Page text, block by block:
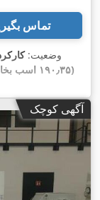
تماس
وضعیت:
(۱۹۰٫۳۵ اسب بخار)
, رنگ:آبی, سیستم
روی برد,
فرمان
آگهی کوچک